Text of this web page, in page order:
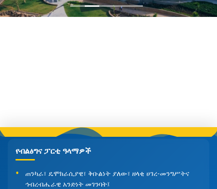
የብልፅግና ፓርቲ ዓላማዎች
ጠንካራ፣ ዴሞክራሲያዊ፣ ቅቡልነት ያለው፣ ዘላቂ ሀገረ-መንግሥትና
ኅብረብሔራዊ አንድነት መገንባት፤